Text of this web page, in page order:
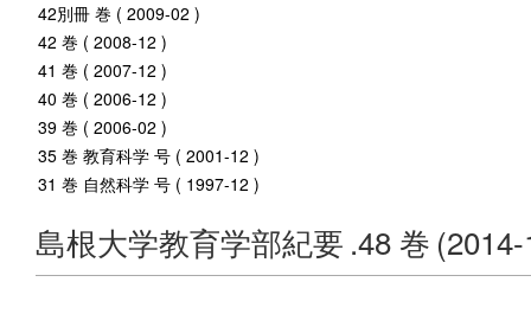
42別冊 巻 ( 2009-02 )
42 巻 ( 2008-12 )
41 巻 ( 2007-12 )
40 巻 ( 2006-12 )
39 巻 ( 2006-02 )
35 巻 教育科学 号 ( 2001-12 )
31 巻 自然科学 号 ( 1997-12 )
島根大学教育学部紀要 .48 巻